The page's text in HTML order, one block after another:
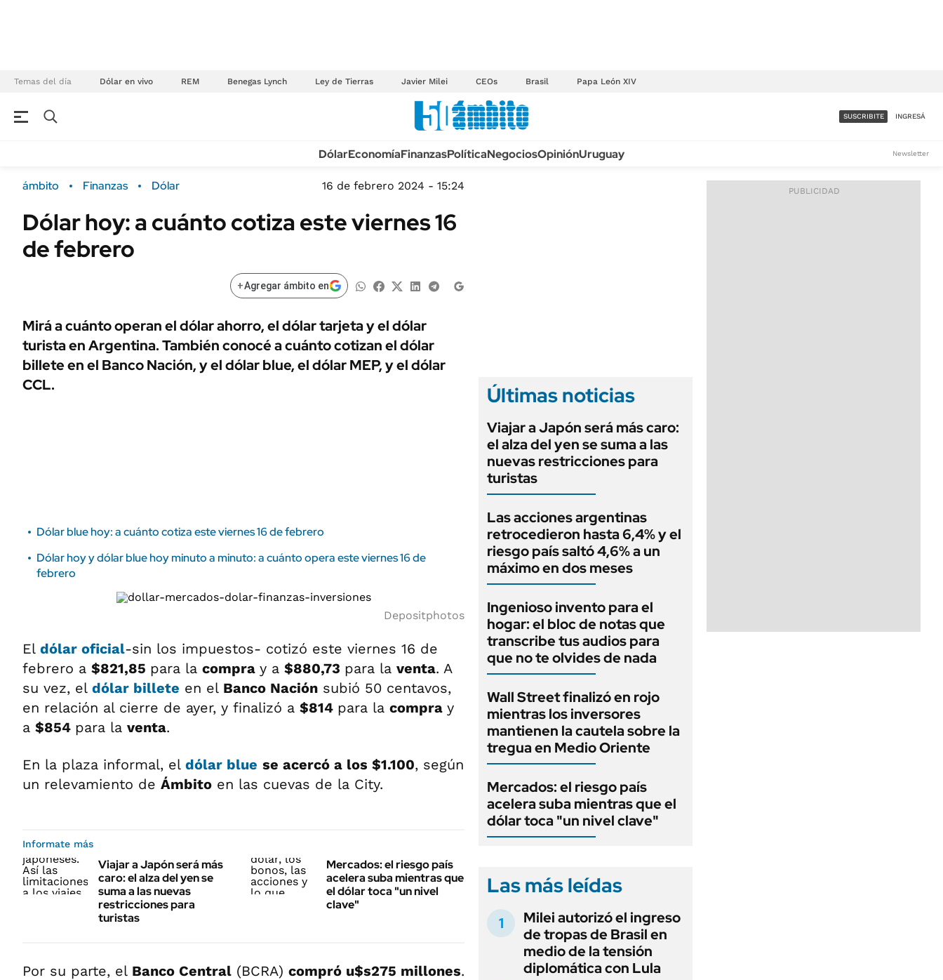
Temas del día Dólar en vivo REM Benegas Lynch Ley de Tierras Javier Milei CEOs Brasil Papa León XIV
Campo
FINANZAS
ÁMBITO DEBATE
MEDIAKIT AMBITO DEBATE
Sustentabilidad
POLÍTICA
URUGUAY
TECNOLOGÍA
MÉXICO
MUNDO
LIFESTYLE
AUTOS
ACCESO FULL - $1.800/MES
SUSCRIBITE INGRESÁ
DólarEconomíaFinanzasPolíticaNegociosOpiniónUruguay Newsletter
ámbito Finanzas Dólar 16 de febrero 2024 - 15:24
Dólar hoy: a cuánto cotiza este viernes 16
de febrero
+Agregar ámbito en
Mirá a cuánto operan el dólar ahorro, el dólar tarjeta y el dólar
turista en Argentina. También conocé a cuánto cotizan el dólar
billete en el Banco Nación, y el dólar blue, el dólar MEP, y el dólar
CCL.
Dólar blue hoy: a cuánto cotiza este viernes 16 de febrero
Dólar hoy y dólar blue hoy minuto a minuto: a cuánto opera este viernes 16 de
febrero
Depositphotos
El dólar oficial-sin los impuestos- cotizó este viernes 16 de
febrero a $821,85 para la compra y a $880,73 para la venta. A
su vez, el dólar billete en el Banco Nación subió 50 centavos,
en relación al cierre de ayer, y finalizó a $814 para la compra y
a $854 para la venta.
En la plaza informal, el dólar blue se acercó a los $1.100, según
un relevamiento de Ámbito en las cuevas de la City.
Informate más
Viajar a Japón será más
caro: el alza del yen se
suma a las nuevas
restricciones para
turistas
Mercados: el riesgo país
acelera suba mientras que
el dólar toca "un nivel
clave"
Por su parte, el Banco Central (BCRA) compró u$s275 millones.
Últimas noticias
Viajar a Japón será más caro:
el alza del yen se suma a las
nuevas restricciones para
turistas
Las acciones argentinas
retrocedieron hasta 6,4% y el
riesgo país saltó 4,6% a un
máximo en dos meses
Ingenioso invento para el
hogar: el bloc de notas que
transcribe tus audios para
que no te olvides de nada
Wall Street finalizó en rojo
mientras los inversores
mantienen la cautela sobre la
tregua en Medio Oriente
Mercados: el riesgo país
acelera suba mientras que el
dólar toca "un nivel clave"
Las más leídas
Milei autorizó el ingreso
de tropas de Brasil en
medio de la tensión
diplomática con Lula